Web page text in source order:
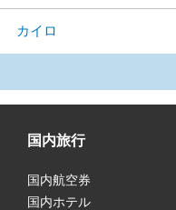
カイロ
国内旅行
国内航空券
国内ホテル